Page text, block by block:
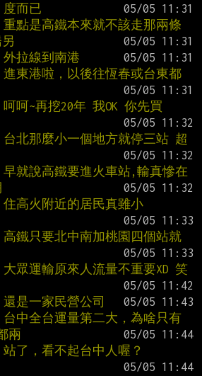
而已
點是高鐵本來就不該走那兩條
拉線到南港
東港啦，以後往恆春或台東都
呵~再挖20年 我OK 你先買
北那麼小一個地方就停三站 超
就說高鐵要進火車站,輸真慘在
高火附近的居民真雖小
鐵只要北中南加桃園四個站就
眾運輸原來人流量不重要XD 笑
是一家民營公司
中全台運量第二大，為啥只有
兩
了，看不起台中人喔？